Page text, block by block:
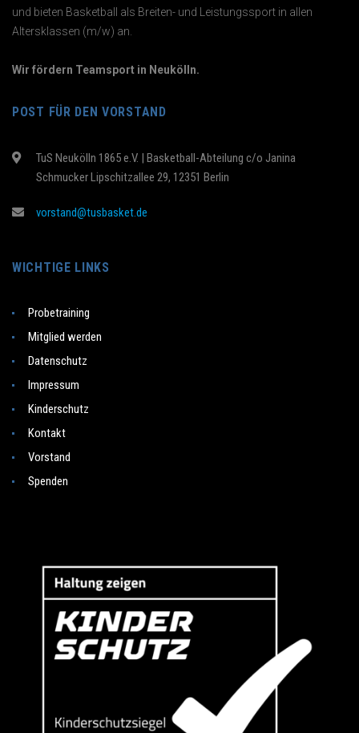
und bieten Basketball als Breiten- und Leistungssport in allen
Altersklassen (m/w) an.
Wir fördern Teamsport in Neukölln.
POST FÜR DEN VORSTAND
TuS Neukölln 1865 e.V. | Basketball-Abteilung c/o Janina
Schmucker Lipschitzallee 29, 12351 Berlin
vorstand@tusbasket.de
WICHTIGE LINKS
Probetraining
Mitglied werden
Datenschutz
Impressum
Kinderschutz
Kontakt
Vorstand
Spenden